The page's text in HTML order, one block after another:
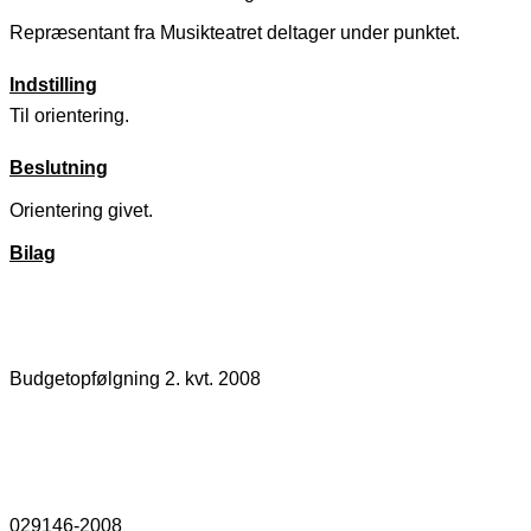
Repræsentant fra Musikteatret deltager under punktet.
Indstilling
Til orientering.
Beslutning
Orientering givet.
Bilag
Budgetopfølgning 2. kvt. 2008
029146-2008